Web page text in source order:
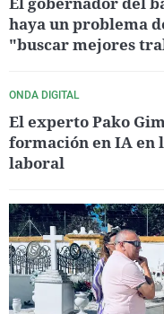
haya un problema
"buscar mejores
ONDA DIGITAL
El experto Pako
formación en IA en
laboral